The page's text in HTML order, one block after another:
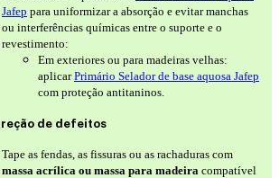
Jafep para uniformizar a absorção e evitar manchas
ou interferências químicas entre o suporte e o
revestimento:
Em exteriores ou para madeiras velhas:
aplicarPrimário Selador de base aquosa Jafep
com proteção antitaninos.
de defeitos
Tape as fendas, as fissuras ou as rachaduras com
massa acrílica ou massa para madeira compatível